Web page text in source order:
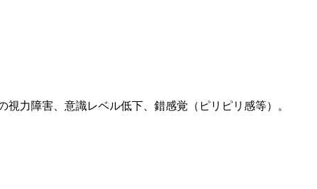
力障害、意識レベル低下、錯感覚（ピリピリ感等）。